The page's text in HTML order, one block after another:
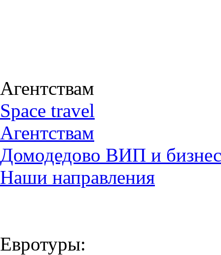
Агентствам
Space travel
Агентствам
Домодедово ВИП и
Наши направления
Евротуры: